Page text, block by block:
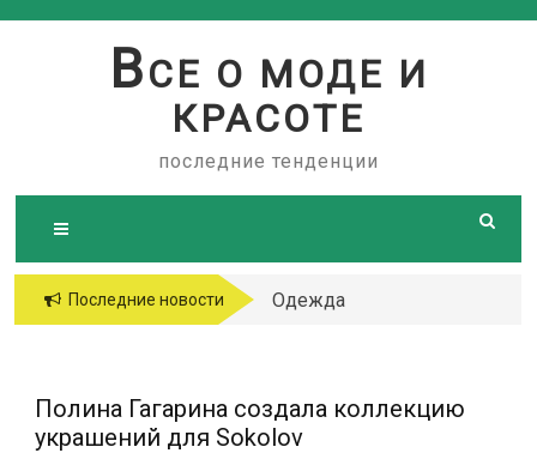
ВСЕ О МОДЕ И
КРАСОТЕ
последние тенденции
Последние новости
Одежда
Полина Гагарина создала коллекцию
украшений для Sokolov